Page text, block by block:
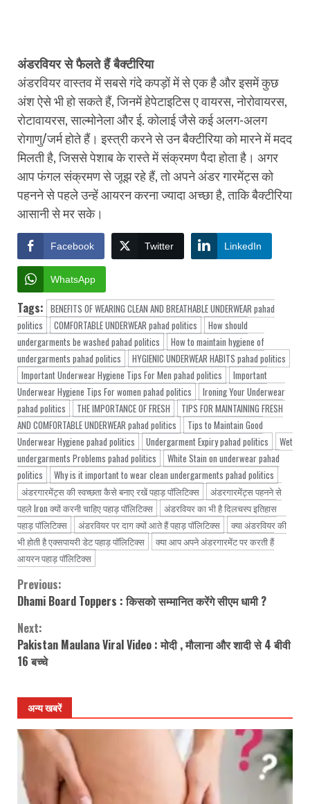
अंडरवियर से फैलते हैं बैक्टीरिया
अंडरवियर वास्तव में सबसे गंदे कपड़ों में से एक है और इसमें कुछ
अंश ऐसे भी हो सकते हैं, जिनमें हेपेटाइटिस ए वायरस, नोरोवायरस,
रोटावायरस, साल्मोनेला और ई. कोलाई जैसे कई अलग-अलग
रोगाणु/जर्म होते हैं। इस्त्री करने से उन बैक्टीरिया को मारने में मदद
मिलती है, जिससे पेशाब के रास्ते में संक्रमण पैदा होता है। अगर
आप फंगल संक्रमण से जूझ रहे हैं, तो अपने अंडर गारमेंट्स को
पहनने से पहले उन्हें आयरन करना ज्यादा अच्छा है, ताकि बैक्टीरिया
आसानी से मर सके।
Facebook Twitter LinkedIn
WhatsApp
Tags: BENEFITS OF WEARING CLEAN AND BREATHABLE UNDERWEAR pahad
politics
COMFORTABLE UNDERWEAR pahad politics
How should
undergarments be washed pahad politics
How to maintain hygiene of
undergarments pahad politics
HYGIENIC UNDERWEAR HABITS pahad politics
Important Underwear Hygiene Tips For Men pahad politics
Important
Underwear Hygiene Tips For women pahad politics
Ironing Your Underwear
pahad politics
THE IMPORTANCE OF FRESH
TIPS FOR MAINTAINING FRESH
AND COMFORTABLE UNDERWEAR pahad politics
Tips to Maintain Good
Underwear Hygiene pahad politics
Undergarment Expiry pahad politics
Wet
undergarments Problems pahad politics
White Stain on underwear pahad
politics
Why is it important to wear clean undergarments pahad politics
अंडरगारमेंट्स की स्वच्छता कैसे बनाए रखें पहाड़ पॉलिटिक्स
अंडरगारमेंट्स पहनने से
पहले Iron क्यों करनी चाहिए पहाड़ पॉलिटिक्स
अंडरवियर का भी है दिलचस्प इतिहास
पहाड़ पॉलिटिक्स
अंडरवियर पर दाग क्यों आते हैं पहाड़ पॉलिटिक्स
क्या अंडरवियर की
भी होती है एक्सपायरी डेट पहाड़ पॉलिटिक्स
क्या आप अपने अंडरगारमेंट पर करती हैं
आयरन पहाड़ पॉलिटिक्स
Continue
Reading
Previous:
Dhami Board Toppers : किसको सम्मानित करेंगे सीएम धामी ?
Next:
Pakistan Maulana Viral Video : मोदी , मौलाना और शादी से 4 बीवी
16 बच्चे
अन्य खबरें